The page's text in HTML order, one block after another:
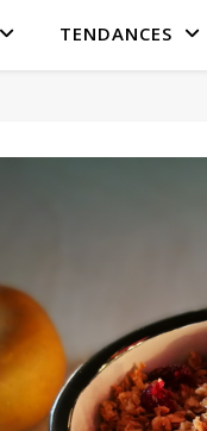
TENDANCES